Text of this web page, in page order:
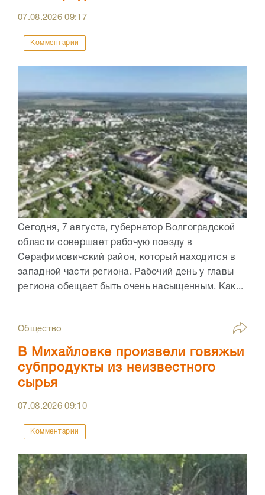
07.08.202609:17
Комментарии
Сегодня, 7 августа, губернатор Волгоградской
области совершает рабочую поезду в
Серафимовичский район, который находится в
западной части региона. Рабочий день у главы
региона обещает быть очень насыщенным. Как...
Общество
В Михайловке произвели говяжьи
субпродукты из неизвестного
сырья
07.08.202609:10
Комментарии